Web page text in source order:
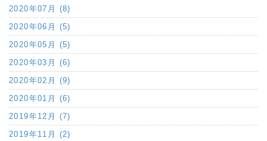
2020年07月 (8)
2020年06月 (5)
2020年05月 (5)
2020年03月 (6)
2020年02月 (9)
2020年01月 (6)
2019年12月 (7)
2019年11月 (2)